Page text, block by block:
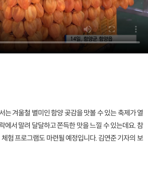
는 겨울철 별미인 함양 곶감을 맛볼 수 있는 축제가 열
에서 말려 달달하고 쫀득한 맛을 느낄 수 있는데요. 참
험 프로그램도 마련될 예정입니다. 김연준 기자의 보